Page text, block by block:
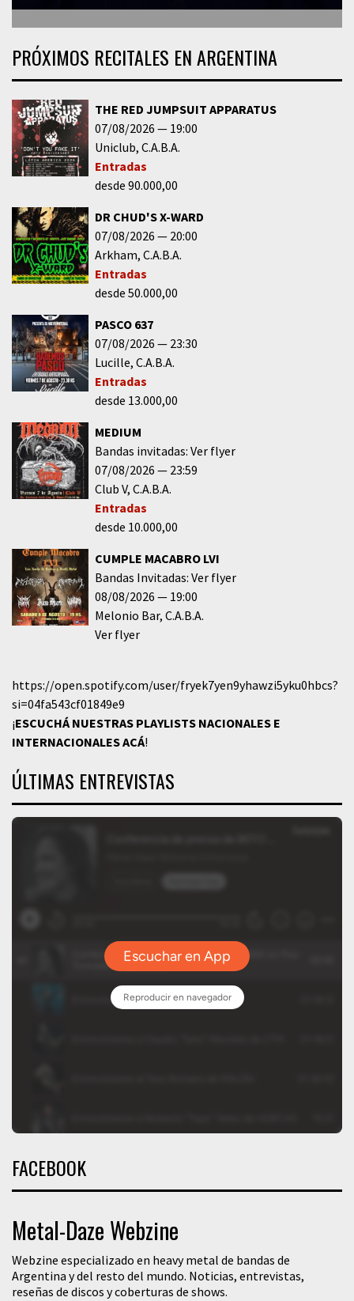
PRÓXIMOS RECITALES EN ARGENTINA
THE RED JUMPSUIT APPARATUS
07/08/2026
19:00
Uniclub C.A.B.A.
Entradas
desde 90.000,00
DR CHUD'S X-WARD
07/08/2026
20:00
Arkham C.A.B.A.
Entradas
desde 50.000,00
PASCO 637
07/08/2026
23:30
Lucille C.A.B.A.
Entradas
desde 13.000,00
MEDIUM
Bandas invitadas: Ver flyer
07/08/2026
23:59
Club V C.A.B.A.
Entradas
desde 10.000,00
CUMPLE MACABRO LVI
Bandas Invitadas: Ver flyer
08/08/2026
19:00
Melonio Bar C.A.B.A.
Ver flyer
https://open.spotify.com/user/fryek7yen9yhawzi5yku0hbcs?
si=04fa543cf01849e9
¡ESCUCHÁ NUESTRAS PLAYLISTS NACIONALES E
INTERNACIONALESACÁ!
ÚLTIMAS ENTREVISTAS
FACEBOOK
Metal-Daze Webzine
Webzine especializado en heavy metal de bandas de
Argentina y del resto del mundo. Noticias, entrevistas,
reseñas de discos y coberturas de shows.